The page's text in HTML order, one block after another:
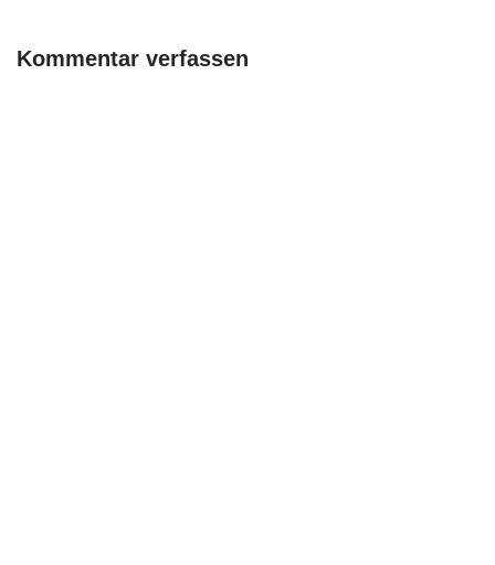
Kommentar verfassen